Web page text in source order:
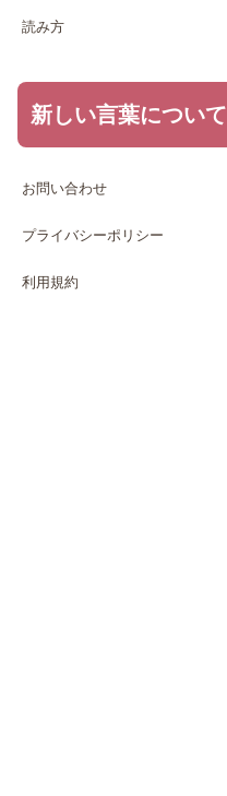
読み方
新しい言葉について
お問い合わせ
プライバシーポリシー
利用規約